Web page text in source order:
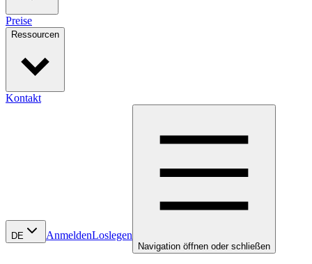
Preise
Ressourcen
Kontakt
DE AnmeldenLoslegen
Navigation öffnen oder schließen